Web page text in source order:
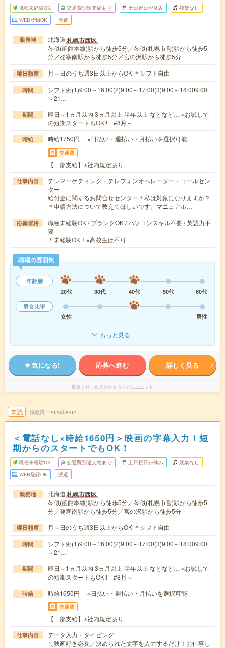
職種未経験OK 交通費別途支給あり 土日祝日が休み 残業なし
WEB登録OK 派遣
勤務地 北海道札幌市西区
琴似(函館本線)駅から徒歩5分／琴似(札幌市営)駅から徒歩5
分／発寒南駅から徒歩5分／宮の沢駅から徒歩5分
曜日頻度 月～日のうち週3日以上からOK ＊シフト自由
時間
シフト例(1)9:00～16:00(2)9:00～17:00(3)9:00～18:009:00
～21…
期間
即日～1ヵ月以内 3ヵ月以上 半年以上 などなど… ※お試しで
の短期スタートもOK!! #8月～
時給 時給1750円 ※日払い・週払い・月払いを選択可能
交通費
【一部支給】※社内規定あり
仕事内容
テレマーケティング・テレフォンオペレーター・コールセン
ター
給付金に関するお問合せセンター＊私は対象になりますか？
＊申請方法について教えてほしいです。マニュアル…
応募資格
職種未経験OK / ブランクOK / パソコンスキル不要 / 英語力不
要
＊未経験OK！※高校生は不可
職場の雰囲気
年齢層
20代
30代 40代 50代
60代
男女比率
女性
男性
もっと見る
気になる! 応募へ進む 詳しく見る
派遣会社 株式会社トライバルユニット
未読 掲載日 2026/08/02
＜電話なし×時給1650円＞映画の字幕入力！短
期からのスタートでもOK！
職種未経験OK 交通費別途支給あり 土日祝日が休み 残業なし
WEB登録OK 派遣
勤務地 北海道札幌市西区
琴似(函館本線)駅から徒歩5分／琴似(札幌市営)駅から徒歩5
分／発寒南駅から徒歩5分／宮の沢駅から徒歩5分
曜日頻度 月～日のうち週3日以上からOK ＊シフト自由
時間
シフト例(1)9:00～16:00(2)9:00～17:00(3)9:00～18:009:00
～21…
期間
即日～1ヵ月以内 3ヵ月以上 半年以上 などなど… ※お試しで
の短期スタートもOK!! #8月～
時給 時給1650円 ※日払い・週払い・月払いを選択可能
交通費
【一部支給】※社内規定あり
仕事内容
データ入力・タイピング
＼映画好き必見／決められた文字を入力するだけ！お仕事し